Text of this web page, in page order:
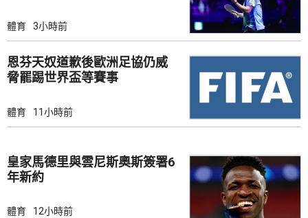
體育 3小時前
恩芬天奴道歉後歐洲足協仍威
脅罷踢世界盃等賽事
體育 11小時前
皇家馬德里與雲尼斯奧斯簽署6
年新約
體育 12小時前